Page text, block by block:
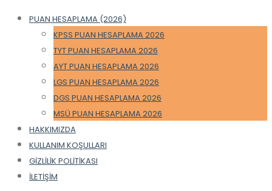
PUAN HESAPLAMA (2026)
KPSS PUAN HESAPLAMA 2026
TYT PUAN HESAPLAMA 2026
AYT PUAN HESAPLAMA 2026
LGS PUAN HESAPLAMA 2026
DGS PUAN HESAPLAMA 2026
MSÜ PUAN HESAPLAMA 2026
HAKKIMIZDA
KULLANIM KOŞULLARI
GIZLILIK POLITIKASI
İLETIŞIM